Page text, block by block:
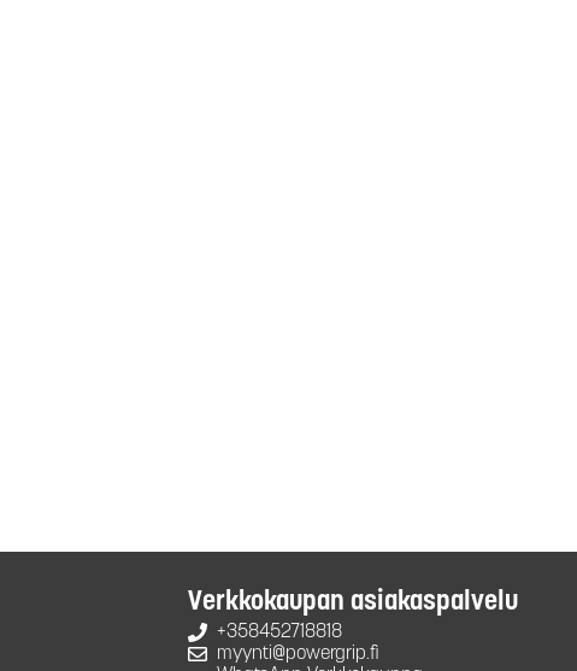
Verkkokaupan asiakaspalvelu
+358452718818
myynti@powergrip.fi